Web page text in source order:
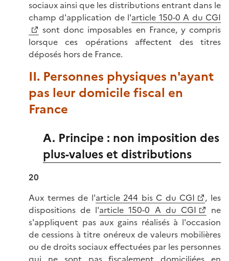
sociaux ainsi que les distributions entrant dans le
champ d'application de l'article 150-0 A du CGI
sont donc imposables en France, y compris
lorsque ces opérations affectent des titres
déposés hors de France.
II. Personnes physiques n'ayant
pas leur domicile fiscal en
France
A. Principe : non imposition des
plus-values et distributions
20
Aux termes de l'article 244 bis C du CGI
, les
dispositions de l'article 150-0 A du CGI
ne
s'appliquent pas aux gains réalisés à l'occasion
de cessions à titre onéreux de valeurs mobilières
ou de droits sociaux effectuées par les personnes